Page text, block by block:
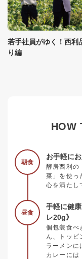
"微生物のプロ"に聞い
線、徹底解説！
HOW
朝食
お手軽に
酵房西利の
菜」を使っ
心を満たし
昼食
手軽に健
レ20g》
個包装食べ
ん、トッピ
ラーメンに
カレーには